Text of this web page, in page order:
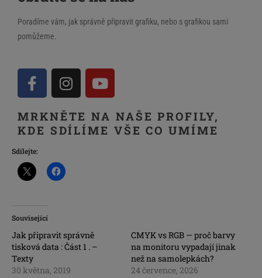
Poradíme vám, jak správně připravit grafiku, nebo s grafikou sami
pomůžeme.
MRKNĚTE NA NAŠE PROFILY,
KDE SDÍLÍME VŠE CO UMÍME
Sdílejte:
Související
Jak připravit správně
tisková data : Část 1 . –
Texty
30 května, 2019
CMYK vs RGB — proč barvy
na monitoru vypadají jinak
než na samolepkách?
24 července, 2026